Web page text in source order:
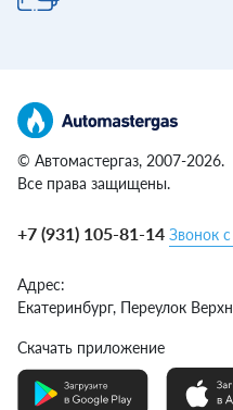
© Автомастергаз, 2007-2026.
Все права защищены.
+7 (931) 105-81-14 Звонок с
Адрес:
Екатеринбург, Переулок
Скачать приложение